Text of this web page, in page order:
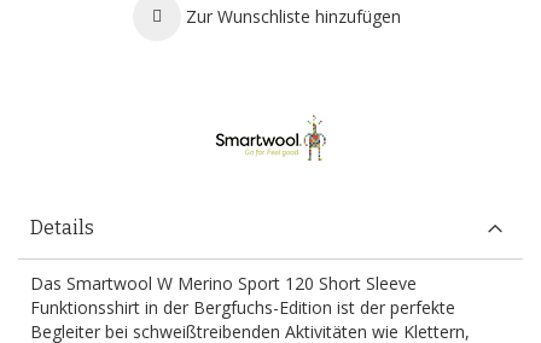
Zur Wunschliste hinzufügen
Details
Das Smartwool W Merino Sport 120 Short Sleeve
Funktionsshirt in der Bergfuchs-Edition ist der perfekte
Begleiter bei schweißtreibenden Aktivitäten wie Klettern,